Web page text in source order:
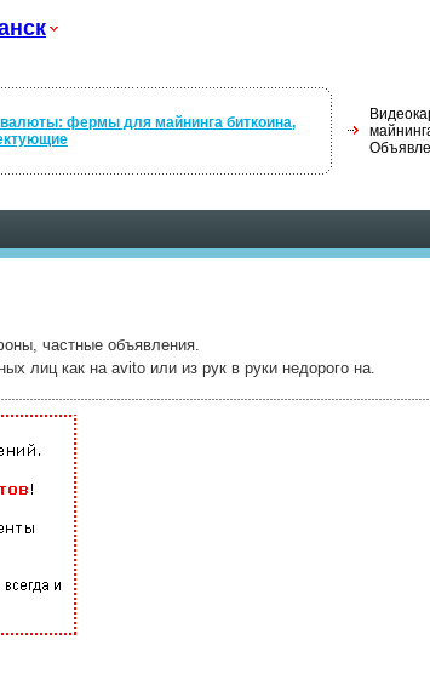
фермы для майнинга биткоина,
частные объявления.
лиц как на avito или из рук в руки недорого на.